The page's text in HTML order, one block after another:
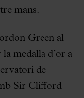
mans.
Green al
medalla d’or a
de
Sir Clifford